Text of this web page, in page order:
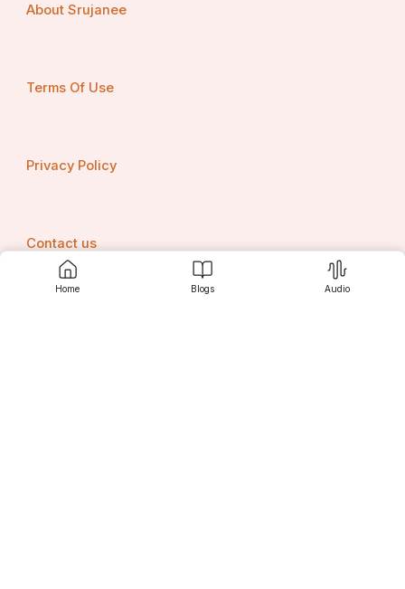
Home Blogs Audio
About Srujanee
Terms Of Use
Privacy Policy
Contact us